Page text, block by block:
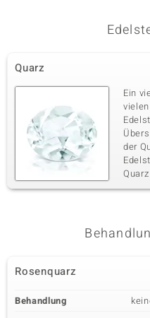
Quarz
Ein
der
Rosenquarz
Behandlung